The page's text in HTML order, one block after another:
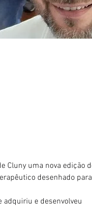
Cluny uma nova edição
desenhado
adquiriu e desenvolveu